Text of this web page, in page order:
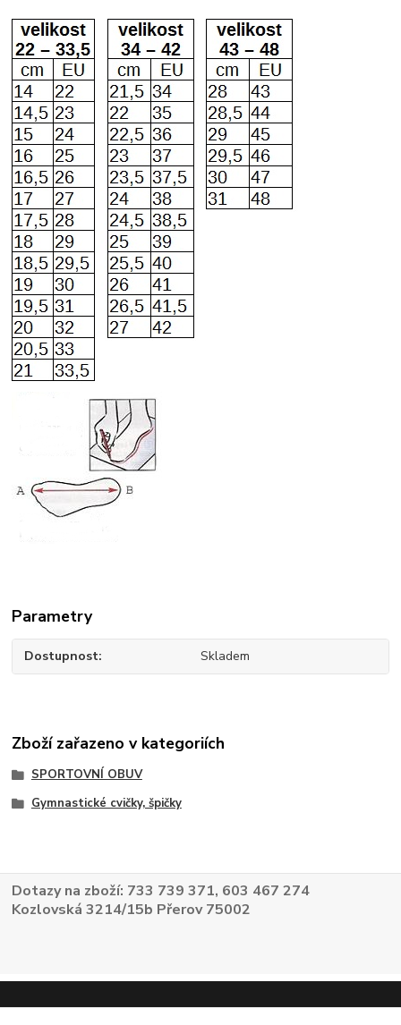
Parametry
Dostupnost Skladem
Zboží zařazeno v kategoriích
SPORTOVNÍ OBUV
Gymnastické cvičky, špičky
Dotazy na zboží: 733 739 371, 603 467 274
Kozlovská 3214/15b Přerov 75002